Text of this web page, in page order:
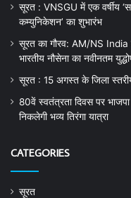
सूरत : VNSGU में एक वर्षीय
कम्युनिकेशन’ का शुभारंभ
सूरत का गौरव: AM/NS India
भारतीय नौसेना का नवीनतम
सूरत : 15 अगस्त के जिला
80वें स्वतंत्रता दिवस पर
निकलेगी भव्य तिरंगा यात्रा
CATEGORIES
सूरत